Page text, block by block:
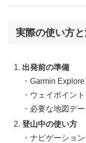
実際の使い方
出発前の準備
・Garmin
・ウェイポイン
・必要な地図デ
登山中の使い方
・ナビゲーショ